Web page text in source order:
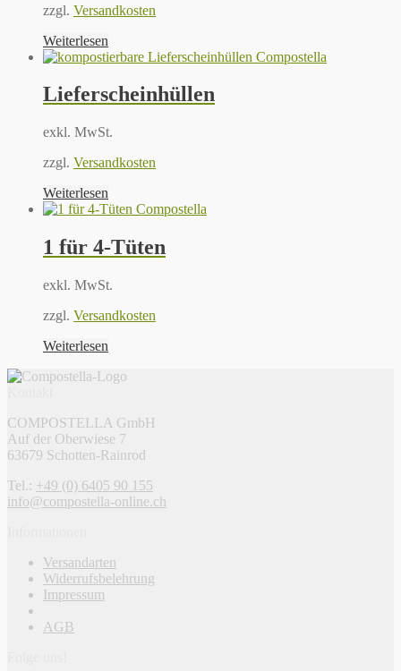
zzgl. Versandkosten
Weiterlesen
Lieferscheinhüllen
exkl. MwSt.
zzgl. Versandkosten
Weiterlesen
1 für 4-Tüten
exkl. MwSt.
zzgl. Versandkosten
Weiterlesen
COMPOSTELLA GmbH
Auf der Oberwiese 7
63679 Schotten-Rainrod
Tel.: +49 (0) 6405 90 155
info@compostella-online.ch
Versandarten
Widerrufsbelehrung
Impressum
AGB